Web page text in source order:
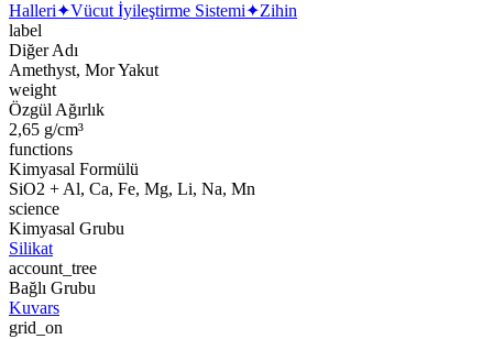
Halleri✦Vücut İyileştirme Sistemi✦Zihin
label
Diğer Adı
Amethyst, Mor Yakut
weight
Özgül Ağırlık
2,65 g/cm³
functions
Kimyasal Formülü
SiO2 + Al, Ca, Fe, Mg, Li, Na, Mn
science
Kimyasal Grubu
Silikat
account_tree
Bağlı Grubu
Kuvars
grid_on